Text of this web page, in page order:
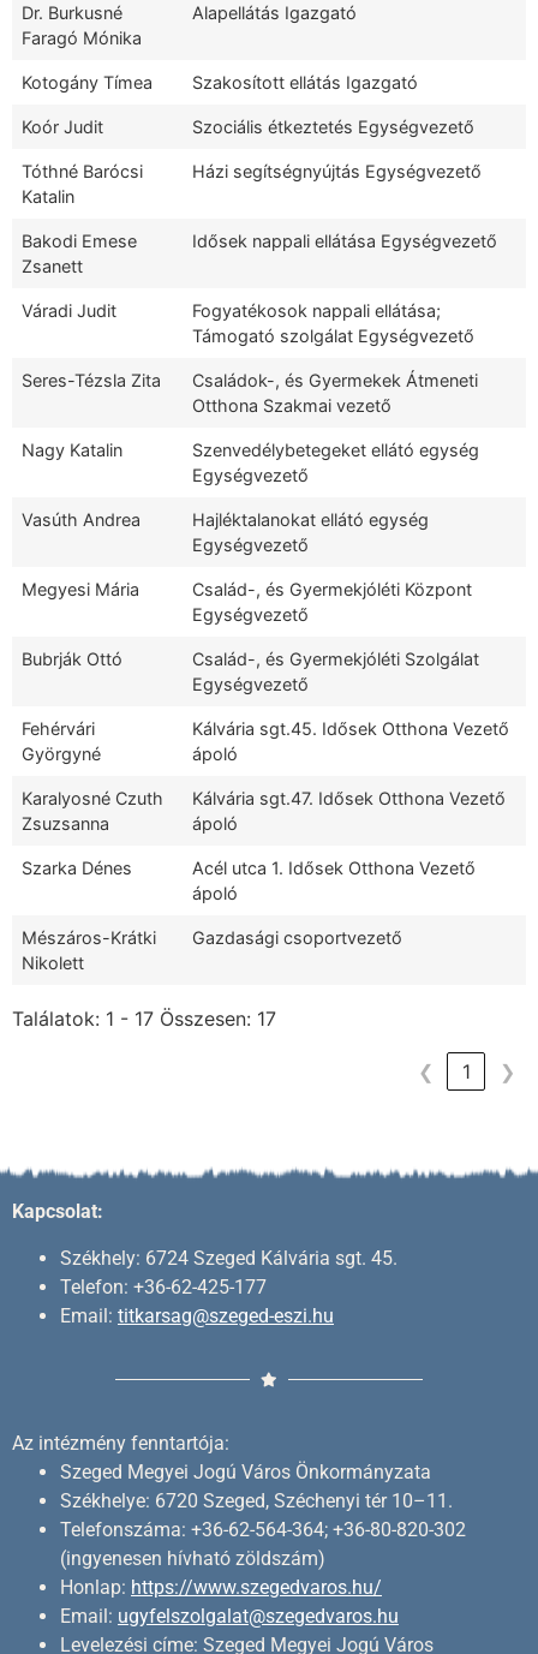
Dr. Burkusné
Faragó Mónika
Alapellátás Igazgató
Kotogány Tímea Szakosított ellátás Igazgató
Koór Judit Szociális étkeztetés Egységvezető
Tóthné Barócsi
Katalin
Házi segítségnyújtás Egységvezető
Bakodi Emese
Zsanett
Idősek nappali ellátása Egységvezető
Váradi Judit
Fogyatékosok nappali ellátása;
Támogató szolgálat Egységvezető
Seres-Tézsla Zita
Családok-, és Gyermekek Átmeneti
Otthona Szakmai vezető
Nagy Katalin
Szenvedélybetegeket ellátó egység
Egységvezető
Vasúth Andrea
Hajléktalanokat ellátó egység
Egységvezető
Megyesi Mária
Család-, és Gyermekjóléti Központ
Egységvezető
Bubrják Ottó
Család-, és Gyermekjóléti Szolgálat
Egységvezető
Fehérvári
Györgyné
Kálvária sgt.45. Idősek Otthona Vezető
ápoló
Karalyosné Czuth
Zsuzsanna
Kálvária sgt.47. Idősek Otthona Vezető
ápoló
Szarka Dénes
Acél utca 1. Idősek Otthona Vezető
ápoló
Mészáros-Krátki
Nikolett
Gazdasági csoportvezető
Találatok: 1 - 17 Összesen: 17
❮ 1 ❯
Kapcsolat:
Székhely: 6724 Szeged Kálvária sgt. 45.
Telefon: +36-62-425-177
Email: titkarsag@szeged-eszi.hu
Az intézmény fenntartója:
Szeged Megyei Jogú Város Önkormányzata
Székhelye: 6720 Szeged, Széchenyi tér 10–11.
Telefonszáma: +36-62-564-364; +36-80-820-302
(ingyenesen hívható zöldszám)
Honlap: https://www.szegedvaros.hu/
Email: ugyfelszolgalat@szegedvaros.hu
Levelezési címe: Szeged Megyei Jogú Város